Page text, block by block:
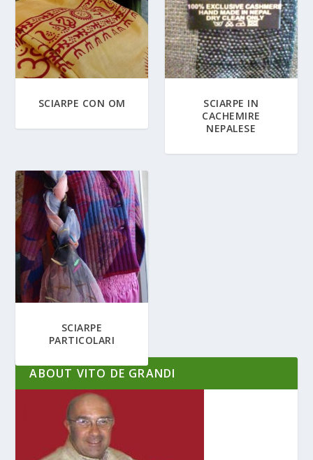
SCIARPE CON OM
SCIARPE IN
CACHEMIRE
NEPALESE
SCIARPE
PARTICOLARI
ABOUT VITO DE GRANDI